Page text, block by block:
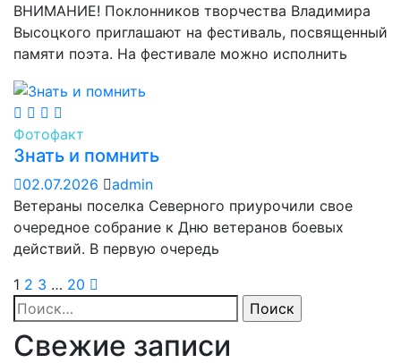
ВНИМАНИЕ! Поклонников творчества Владимира
Высоцкого приглашают на фестиваль, посвященный
памяти поэта. На фестивале можно исполнить
Фотофакт
Знать и помнить
02.07.2026
admin
Ветераны поселка Северного приурочили свое
очередное собрание к Дню ветеранов боевых
действий. В первую очередь
1 2 3 … 20
Найти:
Свежие записи